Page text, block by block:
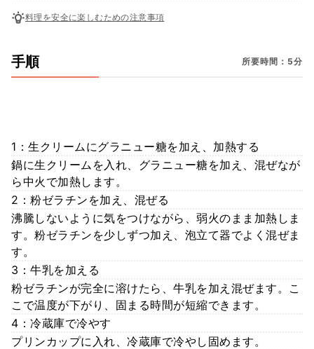
料理を安全に楽しむための注意事項
手順 所要時間：5分
1：生クリームにグラニュー糖を加え、加熱する
鍋に生クリームを入れ、グラニュー糖を加え、混ぜなが
ら中火で加熱します。
2：粉ゼラチンを加え、混ぜる
沸騰しないように気をつけながら、弱火のまま加熱しま
す。粉ゼラチンを少しずつ加え、泡立て器でよく混ぜま
す。
3：牛乳を加える
粉ゼラチンが完全に溶けたら、牛乳を加え混ぜます。こ
こで温度が下がり、固まる時間が短縮できます。
4：冷蔵庫で冷やす
プリンカップに入れ、冷蔵庫で冷やし固めます。